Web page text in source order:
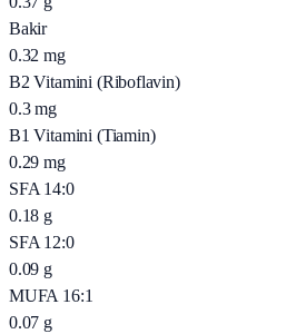
Bakir
0.32 mg
B2 Vitamini (Riboflavin)
0.3 mg
B1 Vitamini (Tiamin)
0.29 mg
SFA 14:0
0.18 g
SFA 12:0
0.09 g
MUFA 16:1
0.07 g